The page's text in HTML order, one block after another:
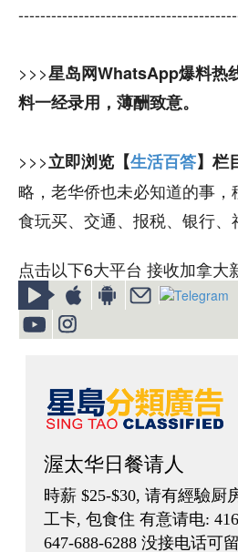
>>>星岛网WhatsApp爆料热
料一经录用，薄酬致意。
>>>立即浏览【生活百答】栏
略，老华侨也未必知道的事，
食玩买、交通、报税、银行、
点击以下6大平台 接收加拿大